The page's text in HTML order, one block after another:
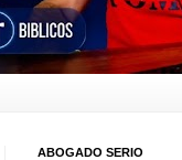
ABOGADO SERIO